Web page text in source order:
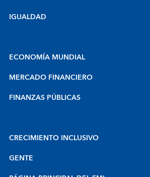
IGUALDAD
ECONOMÍA MUNDIAL
MERCADO FINANCIERO
FINANZAS PÚBLICAS
CRECIMIENTO INCLUSIVO
GENTE